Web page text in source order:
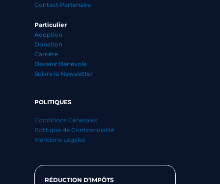
Contact Partenaire
Particulier
Adoption
Donation
Carrière
Devenir Bénévole
Suivre la Newsletter
POLITIQUES
Conditions Générales
Politique de Confidentialité
Mentions Légales
RÉDUCTION D’IMPÔTS